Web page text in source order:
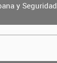
y Seguridad